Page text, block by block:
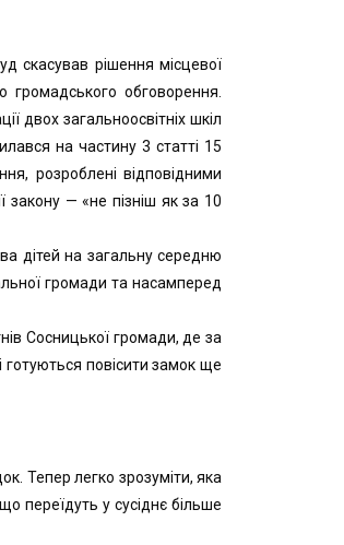
скасував рішення місцевої
обговорення.
двох загальноосвітніх шкіл
на частину 3 статті 15
розроблені відповідними
— «не пізніш як за 10
дітей на загальну середню
громади та насамперед
Сосницької громади, де за
готуються повісити замок ще
Тепер легко зрозуміти, яка
переїдуть у сусіднє більше